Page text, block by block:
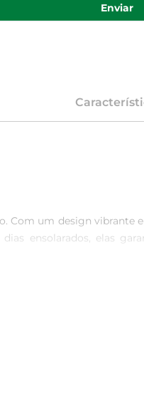
Enviar
Com um design vibrante
ensolarados, elas